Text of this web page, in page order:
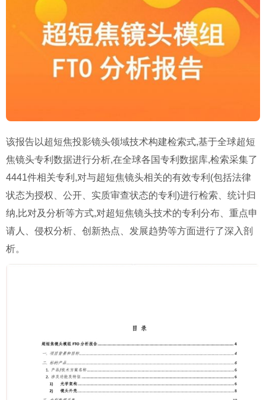
该报告以超短焦投影镜头领域技术构建检索式,基于全球超短
焦镜头专利数据进行分析,在全球各国专利数据库,检索采集了
4441件相关专利,对与超短焦镜头相关的有效专利(包括法律
状态为授权、公开、实质审查状态的专利)进行检索、统计归
纳,比对及分析等方式,对超短焦镜头技术的专利分布、重点申
请人、侵权分析、创新热点、发展趋势等方面进行了深入剖
析。